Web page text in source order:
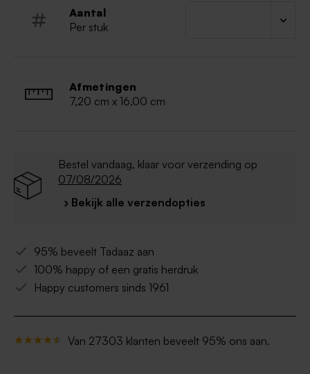
Roestvrijstaal
Kleur: wit
Spoelen voor eerste gebruik
Niet geschikt voor: vaatwasser, (microgolf-) oven,
Aantal
Per stuk
Afmetingen
7,20 cm x 16,00 cm
Bestel vandaag, klaar voor verzending op
07/08/2026
› Bekijk alle verzendopties
95% beveelt Tadaaz aan
100% happy of een gratis herdruk
Happy customers sinds 1961
Van 27303 klanten beveelt 95% ons aan.